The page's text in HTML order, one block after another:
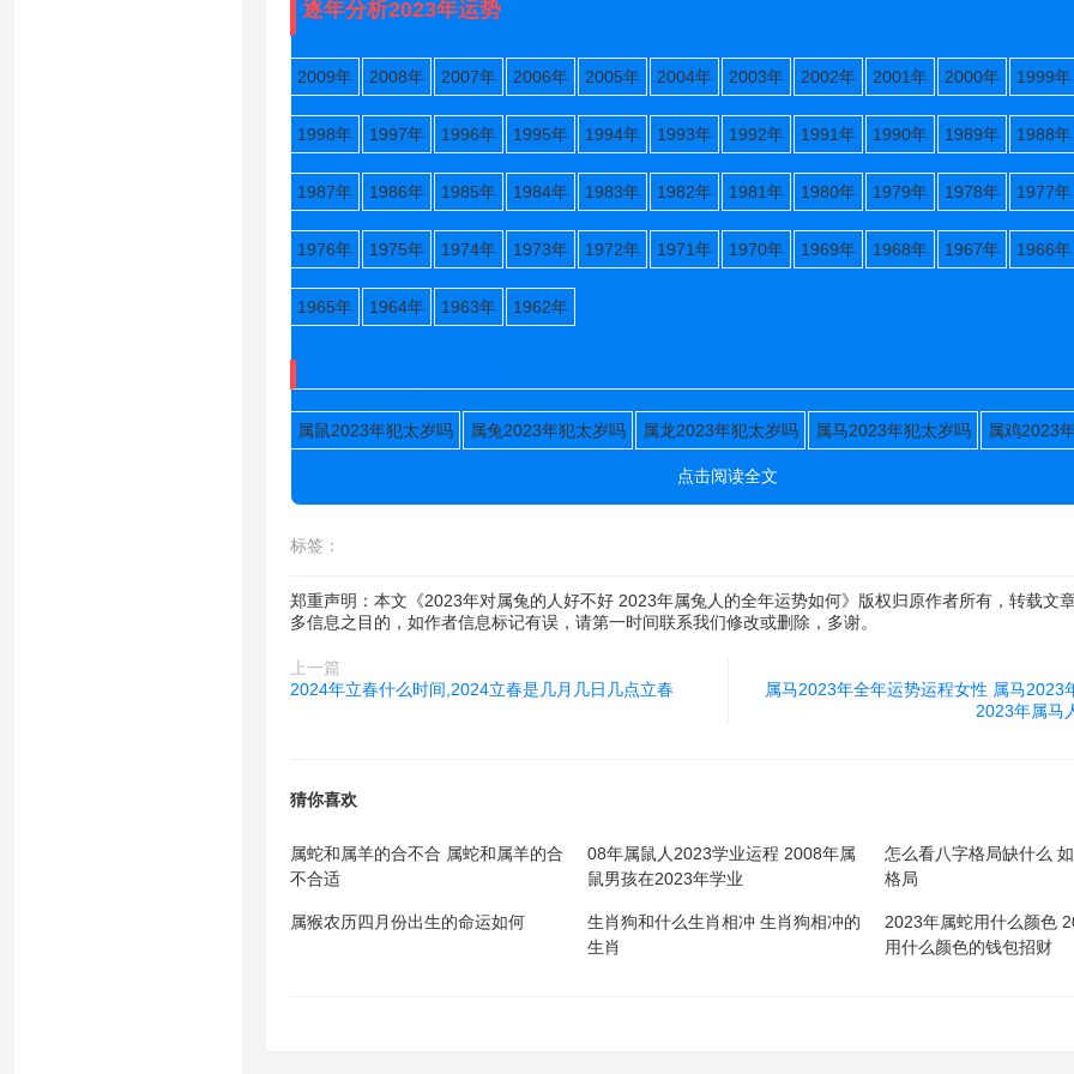
逐年分析2023年运势
2009年 2008年 2007年 2006年 2005年 2004年 2003年 2002年 2001年 2000年 1999年
1998年 1997年 1996年 1995年 1994年 1993年 1992年 1991年 1990年 1989年 1988年
1987年 1986年 1985年 1984年 1983年 1982年 1981年 1980年 1979年 1978年 1977年
1976年 1975年 1974年 1973年 1972年 1971年 1970年 1969年 1968年 1967年 1966年
1965年 1964年 1963年 1962年
属鼠2023年犯太岁吗 属兔2023年犯太岁吗 属龙2023年犯太岁吗 属马2023年犯太岁吗 属鸡2023
点击阅读全文
标签：
郑重声明：本文《2023年对属兔的人好不好 2023年属兔人的全年运势如何》版权归原作者所有，转载文
多信息之目的，如作者信息标记有误，请第一时间联系我们修改或删除，多谢。
上一篇
2024年立春什么时间,2024立春是几月几日几点立春
属马2023年全年运势运程女性 属马2023
2023年属马
猜你喜欢
属蛇和属羊的合不合 属蛇和属羊的合
不合适
08年属鼠人2023学业运程 2008年属
鼠男孩在2023年学业
怎么看八字格局缺什么
格局
属猴农历四月份出生的命运如何
生肖狗和什么生肖相冲 生肖狗相冲的
生肖
2023年属蛇用什么颜色
用什么颜色的钱包招财